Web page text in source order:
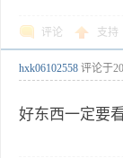
评论 支持
hxk06102558 评论于
好东西一定要看